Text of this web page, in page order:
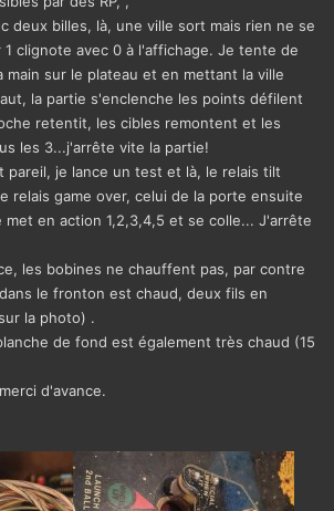
deux billes, là, une ville sort mais rien ne se
1 clignote avec 0 à l'affichage. Je tente de
main sur le plateau et en mettant la ville
la partie s'enclenche les points défilent
retentit, les cibles remontent et les
les 3...j'arrête vite la partie!
pareil, je lance un test et là, le relais tilt
relais game over, celui de la porte ensuite
en action 1,2,3,4,5 et se colle... J'arrête
les bobines ne chauffent pas, par contre
le fronton est chaud, deux fils en
la photo) .
de fond est également très chaud (15
d'avance.